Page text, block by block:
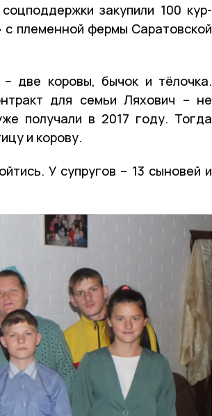
закупили 100 кур-
с племенной фермы Саратовской
две коровы, бычок и тёлочка.
для семьи Ляхович – не
получали в 2017 году. Тогда
и корову.
У супругов – 13 сыновей и